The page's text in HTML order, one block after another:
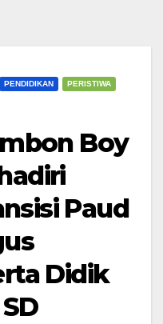
PENDIDIKAN PERISTIWA
Boy
Paud
Didik